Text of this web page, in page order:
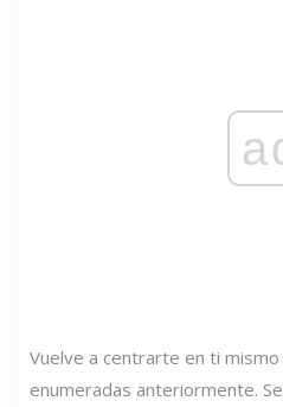
Vuelve a centrarte en ti
enumeradas anteriormente.